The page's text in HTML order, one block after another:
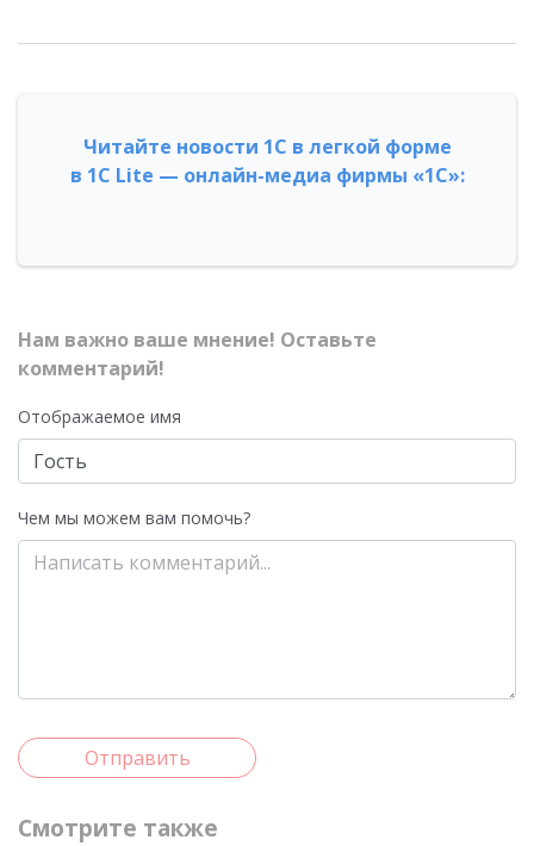
Читайте новости 1С в легкой форме
в 1С Lite — онлайн-медиа фирмы «1С»:
Нам важно ваше мнение! Оставьте
комментарий!
Отображаемое имя
Чем мы можем вам помочь?
Отправить
Смотрите также